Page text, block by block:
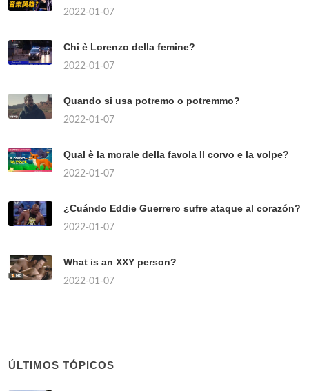
2022-01-07
Chi è Lorenzo della femine?
2022-01-07
Quando si usa potremo o potremmo?
2022-01-07
Qual è la morale della favola Il corvo e la volpe?
2022-01-07
¿Cuándo Eddie Guerrero sufre ataque al corazón?
2022-01-07
What is an XXY person?
2022-01-07
ÚLTIMOS TÓPICOS